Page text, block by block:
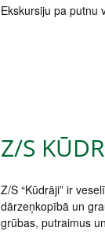
Ekskursiju pa putnu
Z/S
Z/S “Kūdrāji” ir
dārzeņkopībā un
grūbas, putraimus